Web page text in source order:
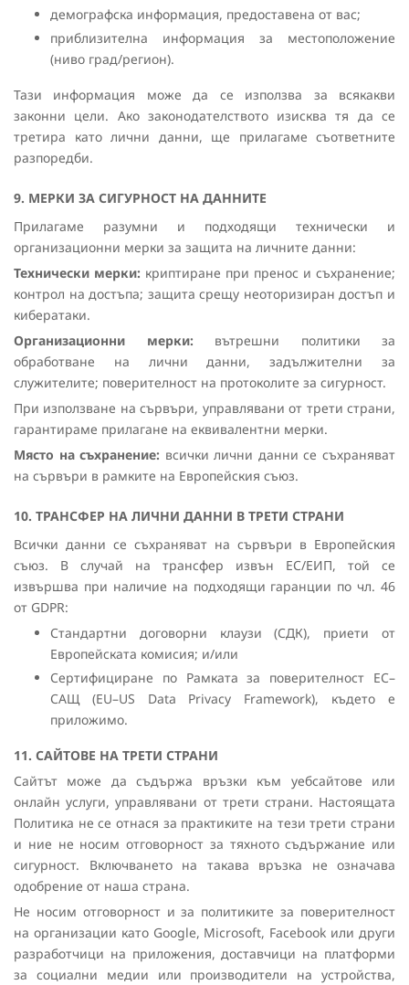
демографска информация, предоставена от вас;
приблизителна информация за местоположение
(ниво град/регион).
Тази информация може да се използва за всякакви
законни цели. Ако законодателството изисква тя да се
третира като лични данни, ще прилагаме съответните
разпоредби.
9. МЕРКИ ЗА СИГУРНОСТ НА ДАННИТЕ
Прилагаме разумни и подходящи технически и
организационни мерки за защита на личните данни:
Технически мерки: криптиране при пренос и съхранение;
контрол на достъпа; защита срещу неоторизиран достъп и
кибератаки.
Организационни мерки: вътрешни политики за
обработване на лични данни, задължителни за
служителите; поверителност на протоколите за сигурност.
При използване на сървъри, управлявани от трети страни,
гарантираме прилагане на еквивалентни мерки.
Място на съхранение: всички лични данни се съхраняват
на сървъри в рамките на Европейския съюз.
10. ТРАНСФЕР НА ЛИЧНИ ДАННИ В ТРЕТИ СТРАНИ
Всички данни се съхраняват на сървъри в Европейския
съюз. В случай на трансфер извън ЕС/ЕИП, той се
извършва при наличие на подходящи гаранции по чл. 46
от GDPR:
Стандартни договорни клаузи (СДК), приети от
Европейската комисия; и/или
Сертифициране по Рамката за поверителност ЕС–
САЩ (EU–US Data Privacy Framework), където е
приложимо.
11. САЙТОВЕ НА ТРЕТИ СТРАНИ
Сайтът може да съдържа връзки към уебсайтове или
онлайн услуги, управлявани от трети страни. Настоящата
Политика не се отнася за практиките на тези трети страни
и ние не носим отговорност за тяхното съдържание или
сигурност. Включването на такава връзка не означава
одобрение от наша страна.
Не носим отговорност и за политиките за поверителност
на организации като Google, Microsoft, Facebook или други
разработчици на приложения, доставчици на платформи
за социални медии или производители на устройства,